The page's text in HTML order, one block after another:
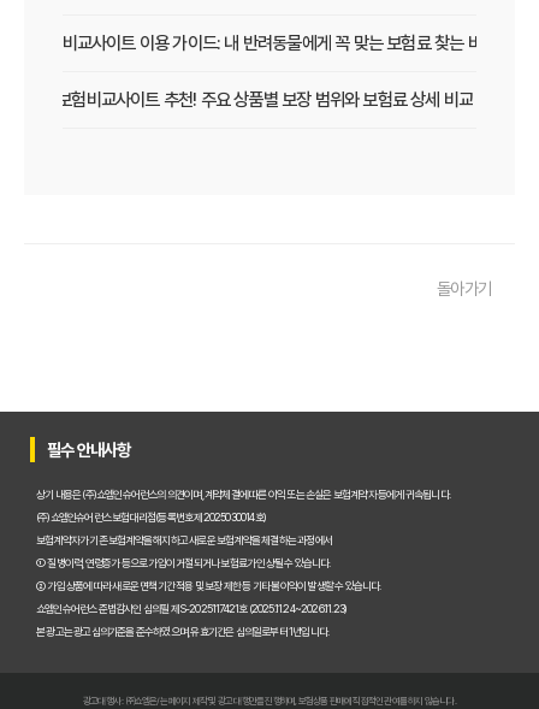
펫보험비교사이트 이용 가이드: 내 반려동물에게 꼭 맞는 보험료 찾는 비법
펫보험비교사이트 추천! 주요 상품별 보장 범위와 보험료 상세 비교
펫보험비교사이트 현명하게 고르는 법: 보장 범위별 주요 서비스 비교 분석
숨은 혜택까지 찾는 펫보험비교사이트 100% 활용 노하우 대공개
펫보험비교사이트, 이것만 알면 후회 없다! 현명한 선택 가이드
펫보험비교사이트, 정말 최저가만 중요할까? 놓치기 쉬운 함정들 파헤치기
돌아가기
필수 안내사항
상기 내용은 (주)쇼엠인슈어런스의 의견이며, 계약체결에 따른 이익 또는 손실은 보험계약자 등에게 귀속됩니다.
(주)쇼엠인슈어런스 보험대리점(등록번호 제2025030014호)
보험계약자가 기존 보험계약을 해지하고 새로운 보험계약을 체결하는 과정에서
① 질병이력, 연령증가 등으로 가입이 거절되거나 보험료가 인상될 수 있습니다.
② 가입 상품에 따라 새로운 면책기간 적용 및 보장 제한 등 기타 불이익이 발생할 수 있습니다.
쇼엠인슈어런스 준법감시인 심의필 제S-2025117421호 (2025.11.24~2026.11.23)
본 광고는 광고심의기준을 준수하였으며, 유효기간은 심의일로부터 1년입니다.
광고대행사 : ㈜쇼엠은/는 페이지 제작 및 광고 대행만을 진행하며, 보험상품 판매에 직접적인 관여를 하지 않습니다.